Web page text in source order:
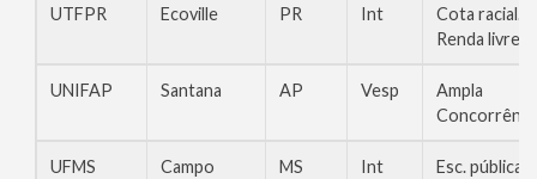
UTFPR Ecoville PR Int
Cota racial.
Renda livre
UNIFAP Santana AP Vesp
Ampla
UFMS
Campo
MS Int
Esc. pública,